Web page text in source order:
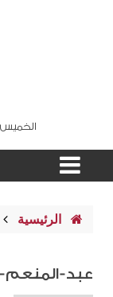
الخميس - 21 صفر 1448 هـ , 06
الرئيسية
عبد-